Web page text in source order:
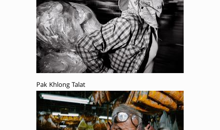
Pak Khlong Talat